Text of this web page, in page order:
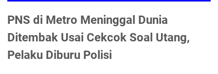
PNS di Metro Meninggal Dunia
Ditembak Usai Cekcok Soal Utang,
Pelaku Diburu Polisi